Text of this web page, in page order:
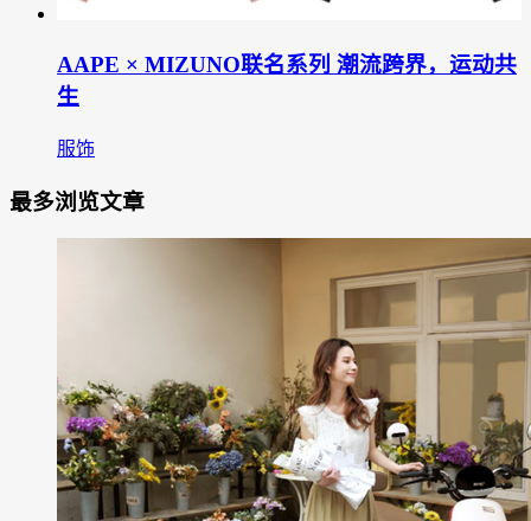
AAPE × MIZUNO联名系列 潮流跨界，运动共
生
服饰
最多浏览文章